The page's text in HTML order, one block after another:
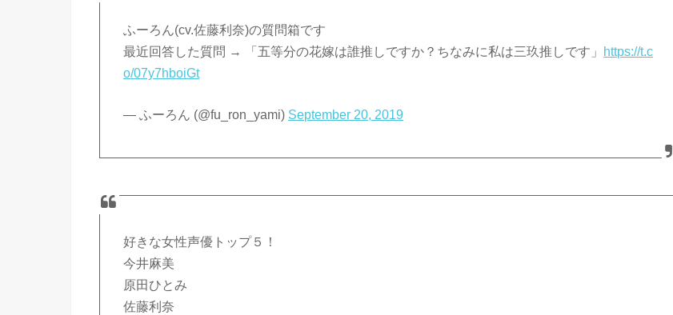
ふーろん(cv.佐藤利奈)の質問箱です
最近回答した質問 → 「五等分の花嫁は誰推しですか？ちなみに私は三玖推しです」
https://t.c
o/07y7hboiGt
— ふーろん (@fu_ron_yami) September 20, 2019
好きな女性声優トップ５！
今井麻美
原田ひとみ
佐藤利奈